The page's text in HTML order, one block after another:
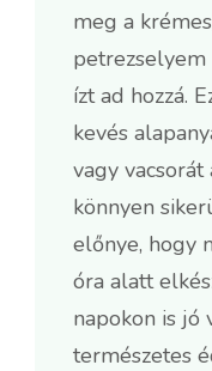
meg a
ízt ad hozzá.
kevés
vagy
könnyen
előnye, hogy
óra alatt
napokon is jó
természetes